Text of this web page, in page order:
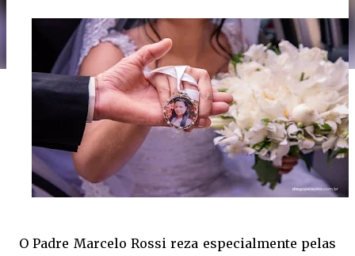
O Padre Marcelo Rossi reza especialmente pelas